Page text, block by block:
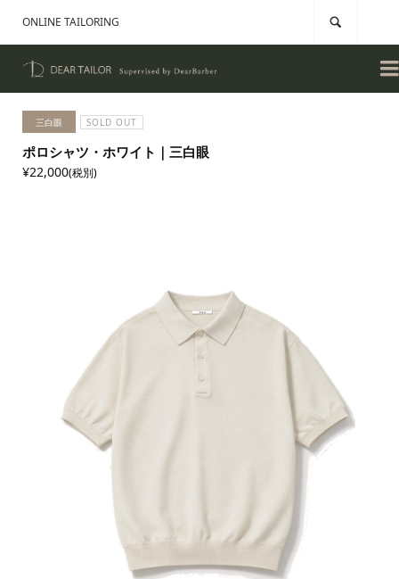
ONLINE TAILORING 

三白眼 SOLD OUT
ポロシャツ・ホワイト｜三白眼
¥22,000(税別)